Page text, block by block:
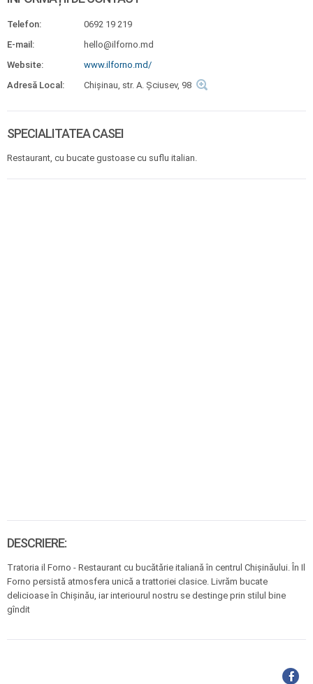
Telefon:
0692 19 219
E-mail:
hello@ilforno.md
Website:
www.ilforno.md/
Adresă Local:
Chișinau, str. A. Șciusev, 98
SPECIALITATEA CASEI
Restaurant, cu bucate gustoase cu suflu italian.
DESCRIERE:
Tratoria il Forno - Restaurant cu bucătărie italiană în centrul Chișinăului. În Il
Forno persistă atmosfera unică a trattoriei clasice. Livrăm bucate
delicioase în Chișinău, iar interiourul nostru se destinge prin stilul bine
gîndit